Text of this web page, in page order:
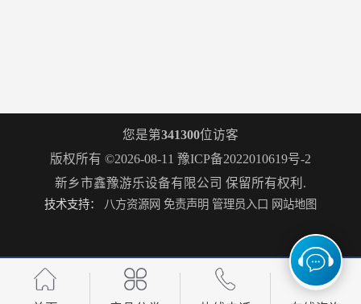
您是第341300位访客
版权所有 ©2026-08-11 豫ICP备2022010619号-2
新乡市鑫豫游乐设备有限公司 保留所有权利.
技术支持： 八方资源网 免责声明 管理员入口 网站地图